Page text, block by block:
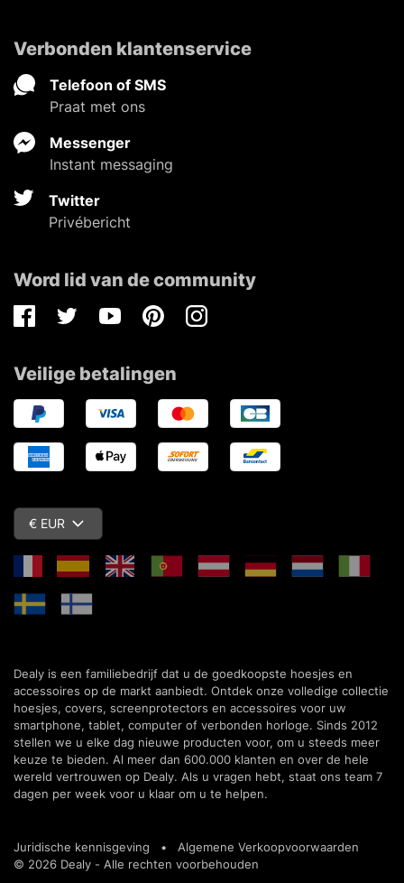
Verbonden klantenservice
Telefoon of SMS
Praat met ons
Messenger
Instant messaging
Twitter
Privébericht
Word lid van de community
FacebookTwitterYoutubePinterestInstagram
Veilige betalingen
€ EUR
Dealy is een familiebedrijf dat u de goedkoopste hoesjes en
accessoires op de markt aanbiedt. Ontdek onze volledige collectie
hoesjes, covers, screenprotectors en accessoires voor uw
smartphone, tablet, computer of verbonden horloge. Sinds 2012
stellen we u elke dag nieuwe producten voor, om u steeds meer
keuze te bieden. Al meer dan 600.000 klanten en over de hele
wereld vertrouwen op Dealy. Als u vragen hebt, staat ons team 7
dagen per week voor u klaar om u te helpen.
© 2026 Dealy - Alle rechten voorbehouden
Juridische kennisgeving • Algemene Verkoopvoorwaarden